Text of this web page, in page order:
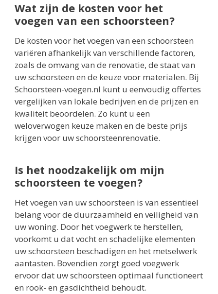
Wat zijn de kosten voor het
voegen van een schoorsteen?
De kosten voor het voegen van een schoorsteen
variëren afhankelijk van verschillende factoren,
zoals de omvang van de renovatie, de staat van
uw schoorsteen en de keuze voor materialen. Bij
Schoorsteen-voegen.nl kunt u eenvoudig offertes
vergelijken van lokale bedrijven en de prijzen en
kwaliteit beoordelen. Zo kunt u een
weloverwogen keuze maken en de beste prijs
krijgen voor uw schoorsteenrenovatie.
Is het noodzakelijk om mijn
schoorsteen te voegen?
Het voegen van uw schoorsteen is van essentieel
belang voor de duurzaamheid en veiligheid van
uw woning. Door het voegwerk te herstellen,
voorkomt u dat vocht en schadelijke elementen
uw schoorsteen beschadigen en het metselwerk
aantasten. Bovendien zorgt goed voegwerk
ervoor dat uw schoorsteen optimaal functioneert
en rook- en gasdichtheid behoudt.